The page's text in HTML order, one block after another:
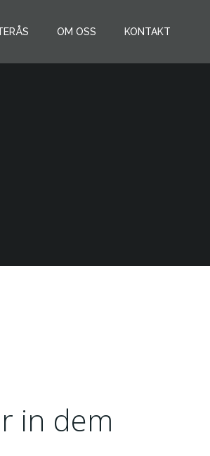
OM OSS KONTAKT
in dem